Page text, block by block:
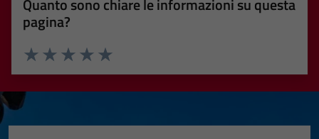
Quanto sono chiare le informazioni su questa
pagina?
Valuta 5 stelle su 5
Valuta 4 stelle su 5
Valuta 3 stelle su 5
Valuta 2 stelle su 5
Valuta 1 stelle su 5